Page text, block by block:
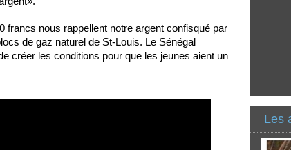
francs nous rappellent notre argent confisqué par
de gaz naturel de St-Louis. Le Sénégal
créer les conditions pour que les jeunes aient un
Les